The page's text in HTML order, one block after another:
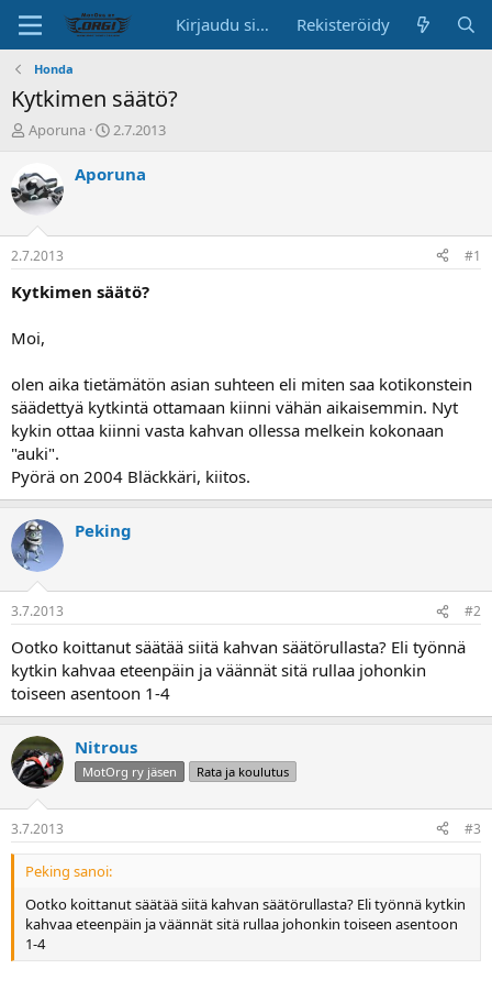
Kirjaudu sisään Rekisteröidy
Honda
Kytkimen säätö?
K
s
k
u
s
t
e
l
a
o
i
t
a
j
a
Aporuna
A
o
p
ä
2.7.2013
Aporuna
2.7.2013 #1
Kytkimen säätö?
Moi,
olen aika tietämätön asian suhteen eli miten saa kotikonstein
säädettyä kytkintä ottamaan kiinni vähän aikaisemmin. Nyt
kykin ottaa kiinni vasta kahvan ollessa melkein kokonaan
"auki".
Pyörä on 2004 Bläckkäri, kiitos.
Peking
3.7.2013 #2
Ootko koittanut säätää siitä kahvan säätörullasta? Eli työnnä
kytkin kahvaa eteenpäin ja väännät sitä rullaa johonkin
toiseen asentoon 1-4
Nitrous
MotOrg ry jäsen Rata ja koulutus
3.7.2013 #3
Peking sanoi:
Ootko koittanut säätää siitä kahvan säätörullasta? Eli työnnä kytkin
kahvaa eteenpäin ja väännät sitä rullaa johonkin toiseen asentoon
1-4